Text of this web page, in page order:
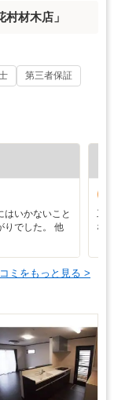
材木店」
第三者保証
はいかないこと
りでした。 他
工
な
ミをもっと見る >